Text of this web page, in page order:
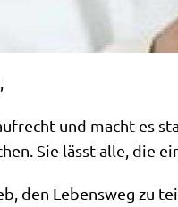
und macht es
Sie lässt alle, die
den Lebens­weg zu